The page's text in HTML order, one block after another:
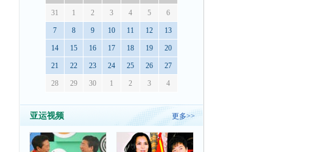
31 1 2 3 4 5 6
7 8 9 10 11 12 13
14 15 16 17 18 19 20
21 22 23 24 25 26 27
28 29 30 1 2 3 4
亚运视频 更多>>